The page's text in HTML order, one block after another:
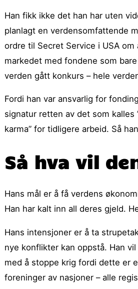
Han fikk ikke det han har uten
planlagt en verdensomfattende
ordre til Secret Service i USA
markedet med fondene som
verden gått konkurs – hele
Fordi han var ansvarlig for
signatur retten av det som kalles
karma” for tidligere arbeid. Så
Så hva vil
Hans mål er å få verdens
Han har kalt inn all deres gjeld.
Hans intensjoner er å ta
nye konflikter kan oppstå. Han
med å stoppe krig fordi dette er
foreninger av nasjoner – alle